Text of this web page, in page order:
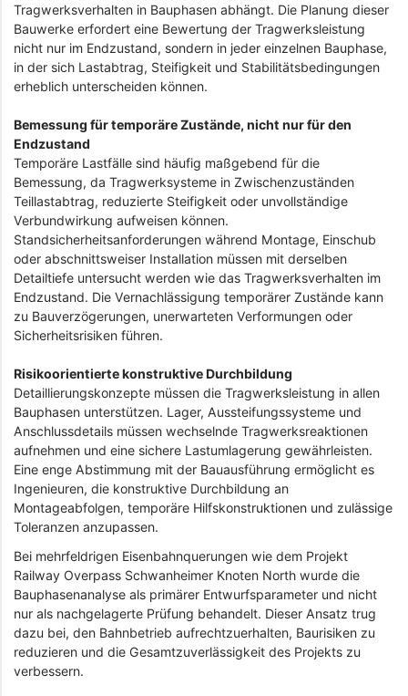
Tragwerksverhalten in Bauphasen abhängt. Die Planung dieser
Bauwerke erfordert eine Bewertung der Tragwerksleistung
nicht nur im Endzustand, sondern in jeder einzelnen Bauphase,
in der sich Lastabtrag, Steifigkeit und Stabilitätsbedingungen
erheblich unterscheiden können.
Bemessung für temporäre Zustände, nicht nur für den
Endzustand
Temporäre Lastfälle sind häufig maßgebend für die
Bemessung, da Tragwerksysteme in Zwischenzuständen
Teillastabtrag, reduzierte Steifigkeit oder unvollständige
Verbundwirkung aufweisen können.
Standsicherheitsanforderungen während Montage, Einschub
oder abschnittsweiser Installation müssen mit derselben
Detailtiefe untersucht werden wie das Tragwerksverhalten im
Endzustand. Die Vernachlässigung temporärer Zustände kann
zu Bauverzögerungen, unerwarteten Verformungen oder
Sicherheitsrisiken führen.
Risikoorientierte konstruktive Durchbildung
Detaillierungskonzepte müssen die Tragwerksleistung in allen
Bauphasen unterstützen. Lager, Aussteifungssysteme und
Anschlussdetails müssen wechselnde Tragwerksreaktionen
aufnehmen und eine sichere Lastumlagerung gewährleisten.
Eine enge Abstimmung mit der Bauausführung ermöglicht es
Ingenieuren, die konstruktive Durchbildung an
Montageabfolgen, temporäre Hilfskonstruktionen und zulässige
Toleranzen anzupassen.
Bei mehrfeldrigen Eisenbahnquerungen wie dem Projekt
Railway Overpass Schwanheimer Knoten North wurde die
Bauphasenanalyse als primärer Entwurfsparameter und nicht
nur als nachgelagerte Prüfung behandelt. Dieser Ansatz trug
dazu bei, den Bahnbetrieb aufrechtzuerhalten, Baurisiken zu
reduzieren und die Gesamtzuverlässigkeit des Projekts zu
verbessern.